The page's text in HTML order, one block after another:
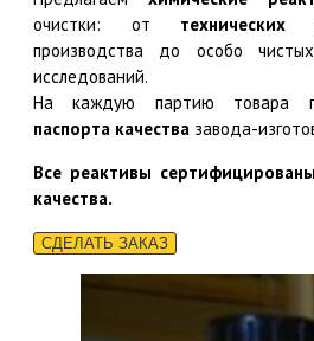
очистки: от технических
производства до особо
исследований.
На каждую партию товара
паспорта качества завода-
Все реактивы
качества.
СДЕЛАТЬ ЗАКАЗ